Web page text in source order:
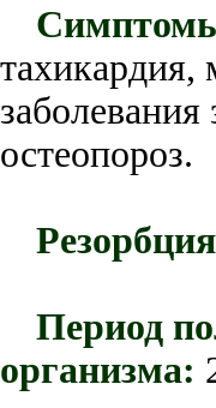
заболевания
остеопороз.
Период
организма: